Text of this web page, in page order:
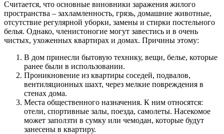
Считается, что основные виновники заражения жилого
пространства – захламленность, грязь, домашние животные,
отсутствие регулярной уборки, замены и стирки постельного
белья. Однако, членистоногие могут завестись и в очень
чистых, ухоженных квартирах и домах. Причины этому:
В дом принесли бытовую технику, вещи, белье, которые
ранее были в использовании.
Проникновение из квартиры соседей, подвалов,
вентиляционных шахт, через мелкие повреждения в
стенах дома.
Места общественного назначения. К ним относятся:
отели, спортивные залы, поезда, самолеты. Насекомое
может заползти в сумку или чемодан, которые будут
занесены в квартиру.